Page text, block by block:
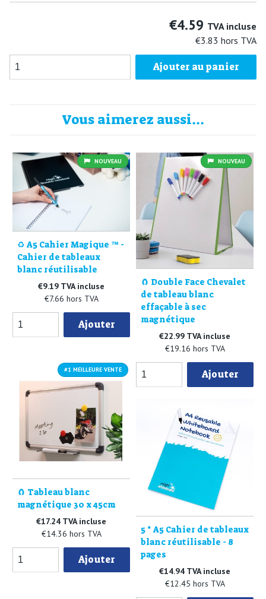
€4.59 TVA incluse
€3.83 hors TVA
Ajouter au panier
Vous aimerez aussi...
NOUVEAU
♻️ A5 Cahier Magique ™ -
Cahier de tableaux
blanc réutilisable
€9.19 TVA incluse
€7.66 hors TVA
Ajouter
NOUVEAU
🧲 Double Face Chevalet
de tableau blanc
effaçable à sec
magnétique
€22.99 TVA incluse
€19.16 hors TVA
Ajouter
#1 MEILLEURE VENTE
🧲 Tableau blanc
magnétique 30 x 45cm
€17.24 TVA incluse
€14.36 hors TVA
Ajouter
5 * A5 Cahier de tableaux
blanc réutilisable - 8
pages
€14.94 TVA incluse
€12.45 hors TVA